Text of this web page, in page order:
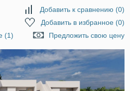
Добавить к сравнению (0)
Добавить в избранное(0)
(1)
Предложить свою цену